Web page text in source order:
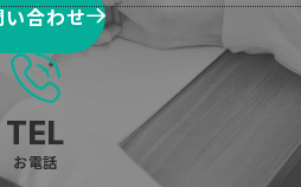
い合わせ
お電話